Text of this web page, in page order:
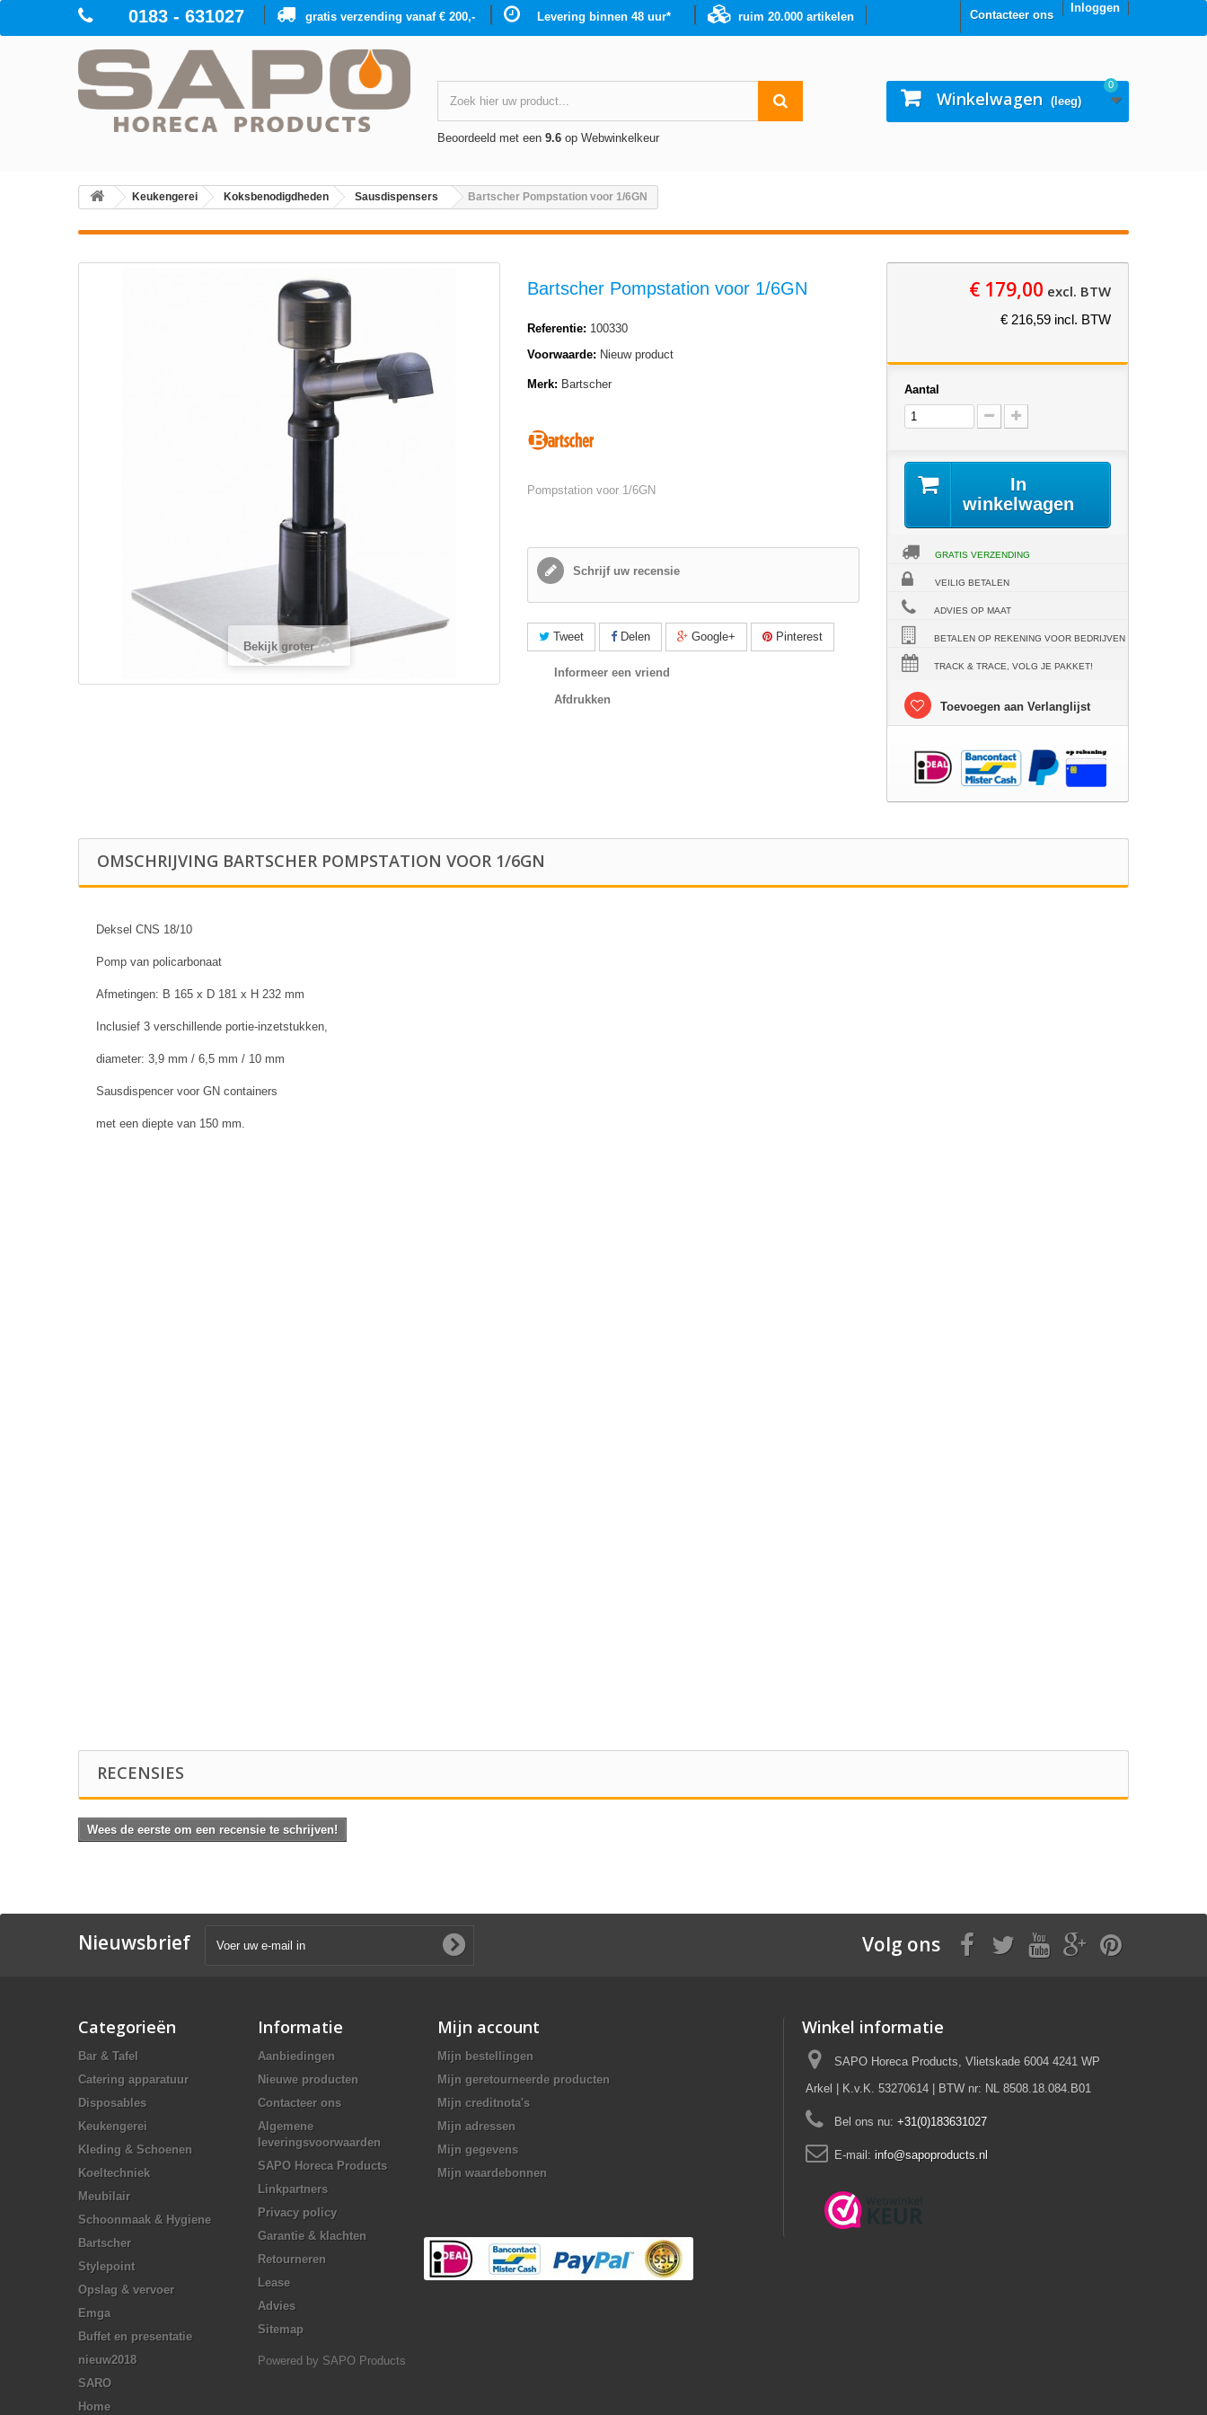
Inloggen
Contacteer ons
0183 - 631027 ruim 20.000 artikelen
Levering binnen 48 uur*
gratis verzending vanaf € 200,-
Beoordeeld met een 9.6op Webwinkelkeur
Winkelwagen (leeg)
0
Keukengerei Koksbenodigdheden Sausdispensers Bartscher Pompstation voor 1/6GN
Bekijk groter
Bartscher Pompstation voor 1/6GN
Referentie: 100330
Voorwaarde: Nieuw product
Merk: Bartscher
Pompstation voor 1/6GN
Schrijf uw recensie
Tweet Delen Google+ Pinterest
Informeer een vriend
Afdrukken
€ 179,00 excl. BTW
€ 216,59 incl. BTW
Aantal
In
winkelwagen
GRATIS VERZENDING
VEILIG BETALEN
ADVIES OP MAAT
BETALEN OP REKENING VOOR BEDRIJVEN
TRACK & TRACE, VOLG JE PAKKET!
Toevoegen aan Verlanglijst
OMSCHRIJVING BARTSCHER POMPSTATION VOOR 1/6GN
Deksel CNS 18/10
Pomp van policarbonaat
Afmetingen: B 165 x D 181 x H 232 mm
Inclusief 3 verschillende portie-inzetstukken,
diameter: 3,9 mm / 6,5 mm / 10 mm
Sausdispencer voor GN containers
met een diepte van 150 mm.
RECENSIES
Wees de eerste om een recensie te schrijven!
Nieuwsbrief Volg ons
Categorieën
Bar & Tafel
Catering apparatuur
Disposables
Keukengerei
Kleding & Schoenen
Koeltechniek
Meubilair
Schoonmaak & Hygiene
Bartscher
Stylepoint
Opslag & vervoer
Emga
Buffet en presentatie
nieuw2018
SARO
Home
Informatie
Aanbiedingen
Nieuwe producten
Contacteer ons
Algemene
leveringsvoorwaarden
SAPO Horeca Products
Linkpartners
Privacy policy
Garantie & klachten
Retourneren
Lease
Advies
Sitemap
Powered by SAPO Products
Mijn account
Mijn bestellingen
Mijn geretourneerde producten
Mijn creditnota's
Mijn adressen
Mijn gegevens
Mijn waardebonnen
Winkel informatie
SAPO Horeca Products, Vlietskade 6004 4241 WP
Arkel | K.v.K. 53270614 | BTW nr: NL 8508.18.084.B01
Bel ons nu: +31(0)183631027
E-mail: info@sapoproducts.nl